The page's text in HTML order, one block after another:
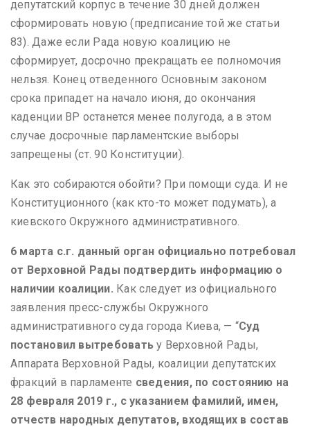
депутатский корпус в течение 30 дней должен
сформировать новую (предписание той же статьи
83). Даже если Рада новую коалицию не
сформирует, досрочно прекращать ее полномочия
нельзя. Конец отведенного Основным законом
срока припадет на начало июня, до окончания
каденции ВР останется менее полугода, а в этом
случае досрочные парламентские выборы
запрещены (ст. 90 Конституции).
Как это собираются обойти? При помощи суда. И не
Конституционного (как кто-то может подумать), а
киевского Окружного административного.
6 марта с.г. данный орган официально потребовал
от Верховной Рады подтвердить информацию о
наличии коалиции. Как следует из официального
заявления пресс-службы Окружного
административного суда города Киева, — “Суд
постановил вытребоватьу Верховной Рады,
Аппарата Верховной Рады, коалиции депутатских
фракций в парламенте сведения, по состоянию на
28 февраля 2019 г., с указанием фамилий, имен,
отчеств народных депутатов, входящих в состав